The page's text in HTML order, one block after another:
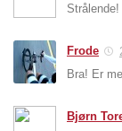
Strålende!
Frode
Bra! Er
Bjørn